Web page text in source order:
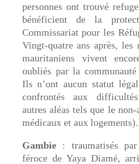
personnes ont trouvé
bénéficient de la
Commissariat pour les
Vingt-quatre ans après, les
mauritaniens vivent
oubliés par la
Ils n’ont aucun statut
confrontés aux
autres aléas tels que le non-
médicaux et aux logements).
Gambie: traumatisés par
féroce de Yaya Diamé,